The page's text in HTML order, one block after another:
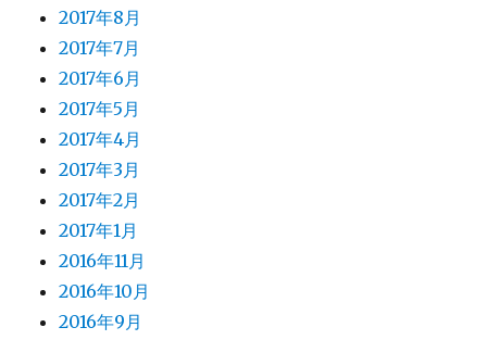
2017年8月
2017年7月
2017年6月
2017年5月
2017年4月
2017年3月
2017年2月
2017年1月
2016年11月
2016年10月
2016年9月